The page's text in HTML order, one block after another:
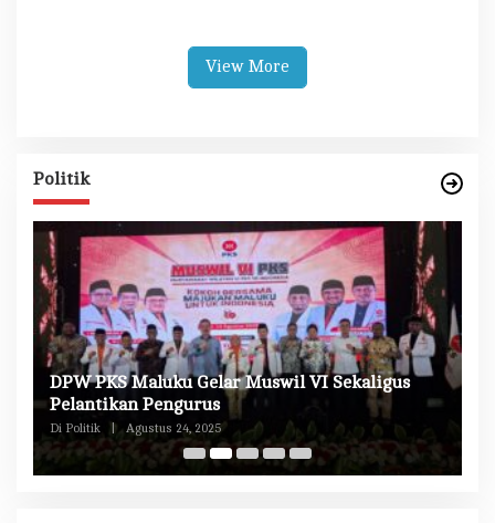
View More
Politik
DPW PKS Maluku Gelar Muswil VI Sekaligus
Pelantikan Pengurus
Di Politik Agustus 24, 2025